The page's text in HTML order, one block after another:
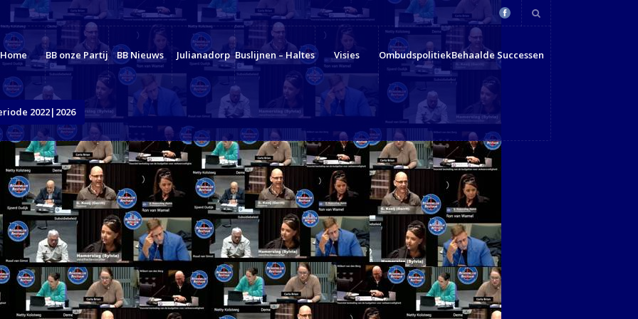
Home BB onze Partij BB Nieuws Julianadorp Buslijnen – Haltes Visies OmbudspolitiekBehaalde Successen
2022|2026